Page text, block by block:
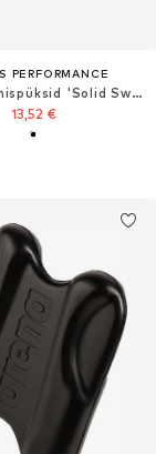
PERFORMANCE
Spordiujumispüksid 'Solid Swim'
13,52 €